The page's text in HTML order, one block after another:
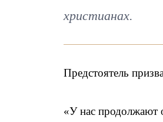
христианах.
Предстоятель
«У нас продолжают